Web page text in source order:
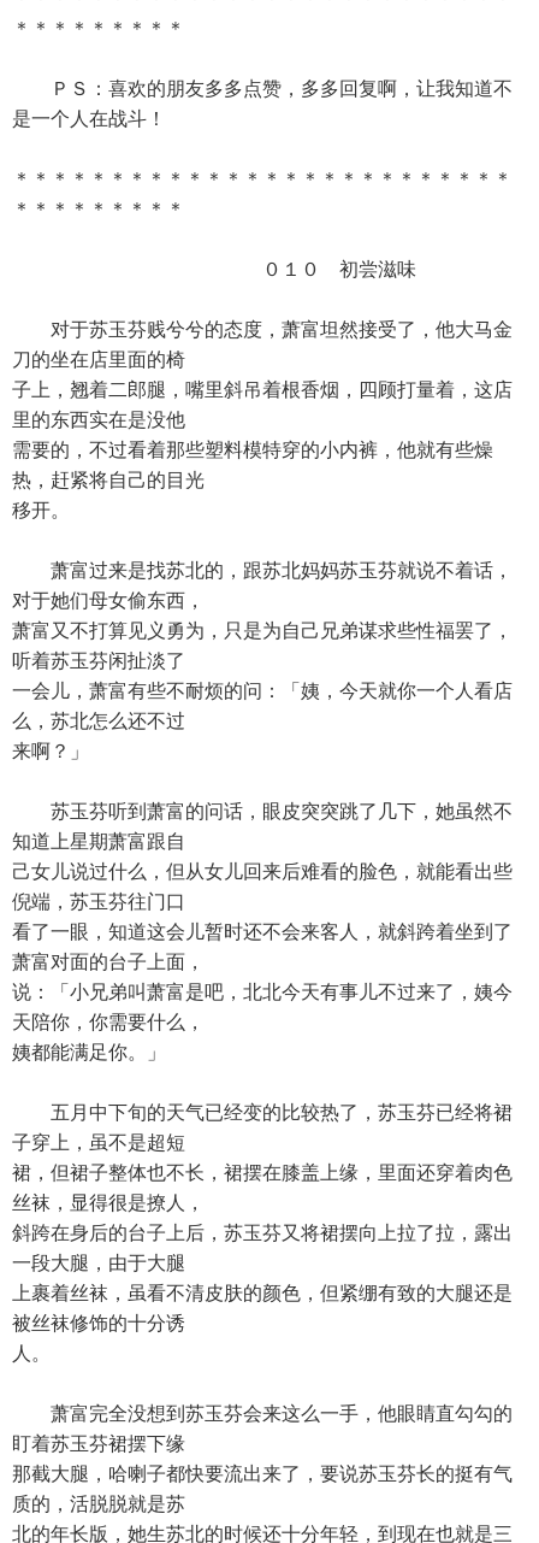
＊＊＊＊＊＊＊＊＊
ＰＳ：喜欢的朋友多多点赞，多多回复啊，让我知道不
是一个人在战斗！
＊＊＊＊＊＊＊＊＊＊＊＊＊＊＊＊＊＊＊＊＊＊＊＊＊＊
＊＊＊＊＊＊＊＊＊
０１０ 初尝滋味
对于苏玉芬贱兮兮的态度，萧富坦然接受了，他大马金
刀的坐在店里面的椅
子上，翘着二郎腿，嘴里斜吊着根香烟，四顾打量着，这店
里的东西实在是没他
需要的，不过看着那些塑料模特穿的小内裤，他就有些燥
热，赶紧将自己的目光
移开。
萧富过来是找苏北的，跟苏北妈妈苏玉芬就说不着话，
对于她们母女偷东西，
萧富又不打算见义勇为，只是为自己兄弟谋求些性福罢了，
听着苏玉芬闲扯淡了
一会儿，萧富有些不耐烦的问：「姨，今天就你一个人看店
么，苏北怎么还不过
来啊？」
苏玉芬听到萧富的问话，眼皮突突跳了几下，她虽然不
知道上星期萧富跟自
己女儿说过什么，但从女儿回来后难看的脸色，就能看出些
倪端，苏玉芬往门口
看了一眼，知道这会儿暂时还不会来客人，就斜跨着坐到了
萧富对面的台子上面，
说：「小兄弟叫萧富是吧，北北今天有事儿不过来了，姨今
天陪你，你需要什么，
姨都能满足你。」
五月中下旬的天气已经变的比较热了，苏玉芬已经将裙
子穿上，虽不是超短
裙，但裙子整体也不长，裙摆在膝盖上缘，里面还穿着肉色
丝袜，显得很是撩人，
斜跨在身后的台子上后，苏玉芬又将裙摆向上拉了拉，露出
一段大腿，由于大腿
上裹着丝袜，虽看不清皮肤的颜色，但紧绷有致的大腿还是
被丝袜修饰的十分诱
人。
萧富完全没想到苏玉芬会来这么一手，他眼睛直勾勾的
盯着苏玉芬裙摆下缘
那截大腿，哈喇子都快要流出来了，要说苏玉芬长的挺有气
质的，活脱脱就是苏
北的年长版，她生苏北的时候还十分年轻，到现在也就是三